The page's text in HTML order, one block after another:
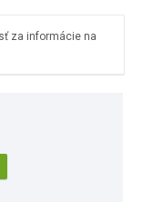
za informácie na